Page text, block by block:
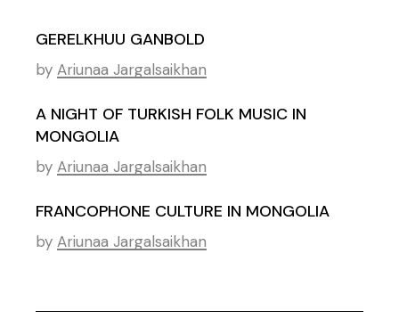
GERELKHUU GANBOLD
by Ariunaa Jargalsaikhan
A NIGHT OF TURKISH FOLK MUSIC IN
MONGOLIA
by Ariunaa Jargalsaikhan
FRANCOPHONE CULTURE IN MONGOLIA
by Ariunaa Jargalsaikhan